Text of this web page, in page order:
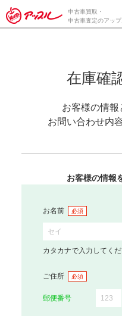
中古車買取・
中古車査定のアッ
在庫確
お客様の情
お問い合わせ内
お客様の情報
お名前 必須
カタカナで入力してくだ
ご住所 必須
郵便番号